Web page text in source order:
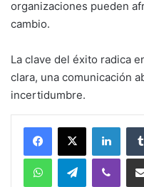
organizaciones pueden
cambio.
La clave del éxito radica
clara, una comunicación
incertidumbre.
WhatsAppTelegramViber